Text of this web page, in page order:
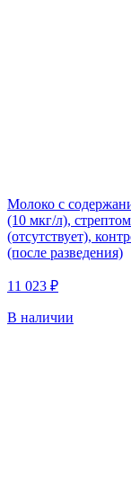
Молоко с
(10 мкг/л),
(отсутствует),
(после разведения)
11 023 ₽
В наличии